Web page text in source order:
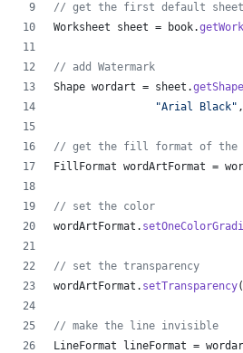
// get the first default sheet
Worksheet
sheet = book.
// add Watermark
Shape wordart = sheet .
"Arial Black" ,
// get the fill format of the
FillFormat wordArtFormat =
// set the color
wordArtFormat .
// set the transparency
wordArtFormat . setTransparency(
// make the line invisible
LineFormat
lineFormat =